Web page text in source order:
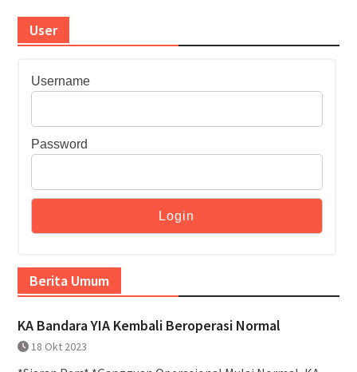
User
Username
Password
Berita Umum
KA Bandara YIA Kembali Beroperasi Normal
18 Okt 2023